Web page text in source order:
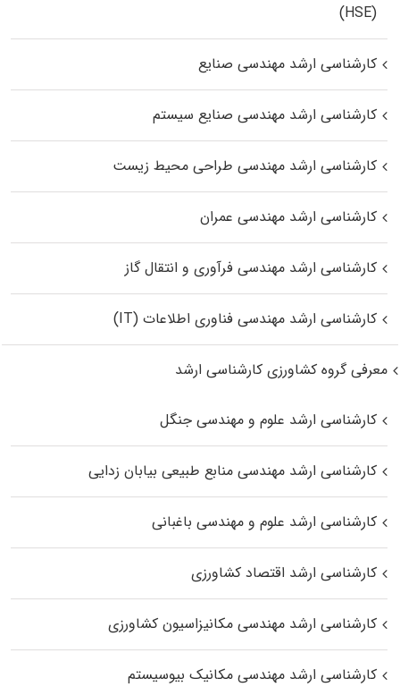
(HSE)
کارشناسی ارشد مهندسی صنایع
کارشناسی ارشد مهندسی صنایع سیستم
کارشناسی ارشد مهندسی طراحی محیط زیست
کارشناسی ارشد مهندسی عمران
کارشناسی ارشد مهندسی فرآوری و انتقال گاز
کارشناسی ارشد مهندسی فناوری اطلاعات (IT)
معرفی گروه کشاورزی کارشناسی ارشد
کارشناسی ارشد علوم و مهندسی جنگل
کارشناسی ارشد مهندسی منابع طبیعی بیابان زدایی
کارشناسی ارشد علوم و مهندسی باغبانی
کارشناسی ارشد اقتصاد کشاورزی
کارشناسی ارشد مهندسی مکانیزاسیون کشاورزی
کارشناسی ارشد مهندسی مکانیک بیوسیستم